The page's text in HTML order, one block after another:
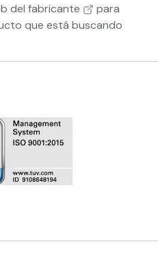
del fabricante
para
que está buscando